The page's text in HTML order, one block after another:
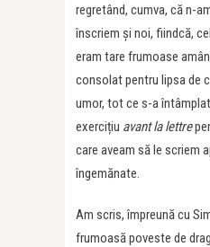
regretând, cumva, că n-
înscriem și noi, fiindcă,
eram tare frumoase
consolat pentru lipsa de
umor, tot ce s-a
exercițiu avant la lettre
care aveam să le scriem
îngemănate.
Am scris, împreună cu
frumoasă poveste de